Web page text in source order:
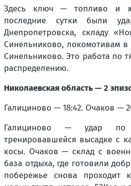
Здесь ключ — топливо и
последние сутки были
Днепропетровска, складу
Синельниково, локомотивам
Синельниково. Это работа по
распределению.
Николаевская область — 2
Галициново — 18:42. Очаков —
Галициново — удар по
тренировавшейся высадке с
косы. Очаков — склад с
база отдыха, где готовили
побережье снова проходит